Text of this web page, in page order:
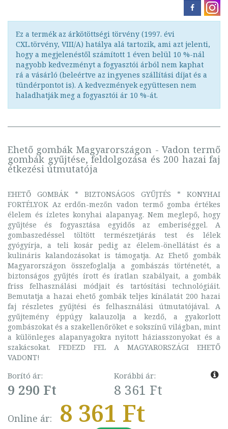
Ez a termék az árkötöttségi törvény (1997. évi
CXL.törvény, VIII/A) hatálya alá tartozik, ami azt jelenti,
hogy a megjelenéstől számított 1 éven belül 10 %-nál
nagyobb kedvezményt a fogyasztói árból nem kaphat
rá a vásárló (beleértve az ingyenes szállítási díjat és a
tündérpontot is). A kedvezmények együttesen nem
haladhatják meg a fogyasztói ár 10 %-át.
Ehető gombák Magyarországon - Vadon termő
gombák gyűjtése, feldolgozása és 200 hazai faj
étkezési útmutatója
EHETŐ GOMBÁK * BIZTONSÁGOS GYŰJTÉS * KONYHAI
FORTÉLYOK Az erdőn-mezőn vadon termő gomba értékes
élelem és ízletes konyhai alapanyag. Nem meglepő, hogy
gyűjtése és fogyasztása egyidős az emberiséggel. A
gombaszedéssel töltött természetjárás test és lélek
gyógyírja, a teli kosár pedig az élelem-önellátást és a
kulináris kalandozásokat is támogatja. Az Ehető gombák
Magyarországon összefoglalja a gombászás történetét, a
biztonságos gyűjtés írott és íratlan szabályait, a gombák
friss felhasználási módjait és tartósítási technológiáit.
Bemutatja a hazai ehető gombák teljes kínálatát 200 hazai
faj részletes gyűjtési és felhasználási útmutatójával. A
gyűjtemény éppúgy kalauzolja a kezdő, a gyakorlott
gombászokat és a szakellenőröket e sokszínű világban, mint
a különleges alapanyagokra nyitott háziasszonyokat és a
szakácsokat. FEDEZD FEL A MAGYARORSZÁGI EHETŐ
VADONT!
Borító ár:
9 290 Ft
Korábbi ár:
8 361 Ft
Online ár: 8 361 Ft